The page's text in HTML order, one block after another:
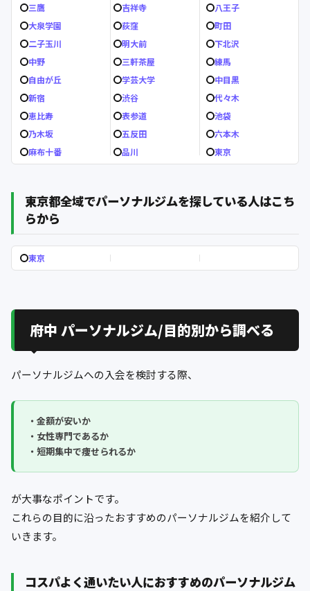
三鷹
吉祥寺
八王子
大泉学園
荻窪
町田
二子玉川
明大前
下北沢
中野
三軒茶屋
練馬
自由が丘
学芸大学
中目黒
新宿
渋谷
代々木
恵比寿
表参道
池袋
乃木坂
五反田
六本木
麻布十番
品川 東京
東京都全域でパーソナルジムを探している人はこち
らから
東京
府中 パーソナルジム/目的別から調べる
パーソナルジムへの入会を検討する際、
・金額が安いか
・女性専門であるか
・短期集中で痩せられるか
が大事なポイントです。
これらの目的に沿ったおすすめのパーソナルジムを紹介して
いきます。
コスパよく通いたい人におすすめのパーソナルジム